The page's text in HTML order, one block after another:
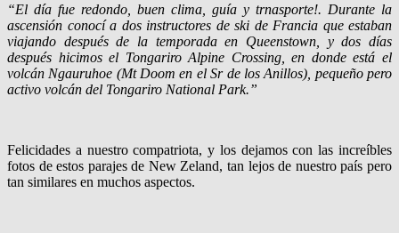
“El día fue redondo, buen clima, guía y trnasporte!. Durante la
ascensión conocí a dos instructores de ski de Francia que estaban
viajando después de la temporada en Queenstown, y dos días
después hicimos el Tongariro Alpine Crossing, en donde está el
volcán Ngauruhoe (Mt Doom en el Sr de los Anillos), pequeño pero
activo volcán del Tongariro National Park.”
Felicidades a nuestro compatriota, y los dejamos con las increíbles
fotos de estos parajes de New Zeland, tan lejos de nuestro país pero
tan similares en muchos aspectos.